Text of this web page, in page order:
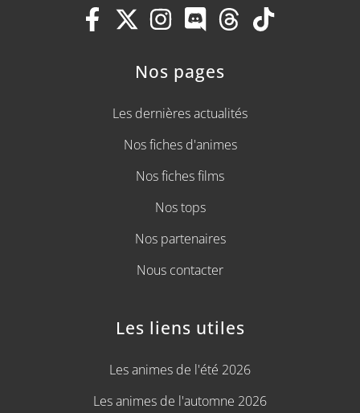
Nos pages
Les dernières actualités
Nos fiches d'animes
Nos fiches films
Nos tops
Nos partenaires
Nous contacter
Les liens utiles
Les animes de l'été 2026
Les animes de l'automne 2026